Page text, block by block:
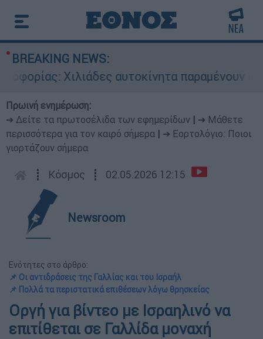
BREAKING NEWS:
Χιλιάδες αυτοκίνητα παραμένουν
Πρωινή ενημέρωση:
➔ Δείτε τα πρωτοσέλιδα των εφημερίδων
➔ Μάθετε
περισσότερα για τον καιρό σήμερα
➔ Εορτολόγιο: Ποιοι
γιορτάζουν σήμερα
┋ Κόσμος ┋ 02.05.2026 12:15
Newsroom
Ενότητες στο άρθρο:
📌 Οι αντιδράσεις της Γαλλίας και του Ισραήλ
📌 Πολλά τα περιστατικά επιθέσεων λόγω θρησκείας
Οργή για βίντεο με Ισραηλινό να
επιτίθεται σε Γαλλίδα μοναχή